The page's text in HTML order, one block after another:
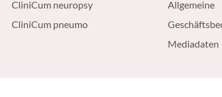
CliniCum neuropsy
CliniCum pneumo
Allgemeine
Mediadaten